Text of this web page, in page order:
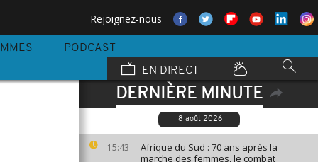
Rejoignez-nous
PODCAST
EN DIRECT
DERNIÈRE MINUTE
8 août 2026
15:43
Afrique du Sud : 70 ans après la
marche des femmes, le combat